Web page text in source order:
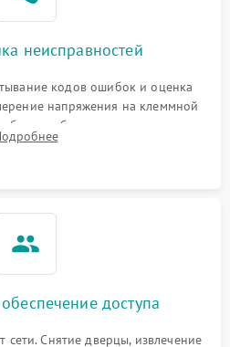
неисправностей
кодов ошибок и оценка
напряжения на клеммной
на проблемы с нагревом,
или блокировкой дверцы.
доступа
сети. Снятие дверцы, извлечение